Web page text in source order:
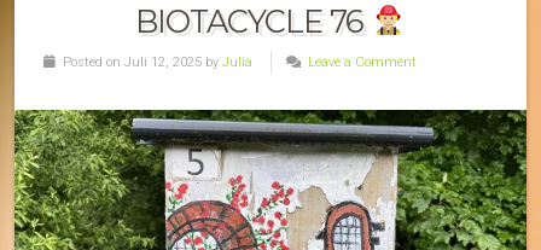
BIOTACYCLE 76
Posted on Juli 12, 2025 by Julia Leave a Comment